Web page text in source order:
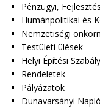
Pénzügyi,
Humánpolitikai és
Nemzetiségi
Testületi ülések
Helyi Építési
Rendeletek
Pályázatok
Dunavarsányi Napló